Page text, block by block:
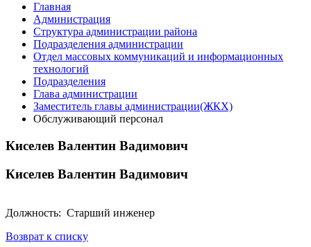
Главная
Администрация
Структура администрации района
Подразделения администрации
Отдел массовых коммуникаций и информационных
технологий
Подразделения
Глава администрации
Заместитель главы администрации(ЖКХ)
Обслуживающий персонал
Киселев Валентин Вадимович
Киселев Валентин Вадимович
Должность: Старший инженер
Возврат к списку